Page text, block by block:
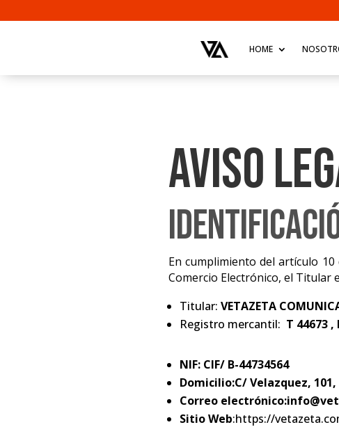
HOME
AVISO
En cumplimiento del artículo
Comercio Electrónico, el Titular
Titular: VETAZETA
Registro mercantil: T 44673 ,
NIF: CIF/ B-44734564
Domicilio:C/ Velazquez,
Correo electrónico:
Sitio Web:https://